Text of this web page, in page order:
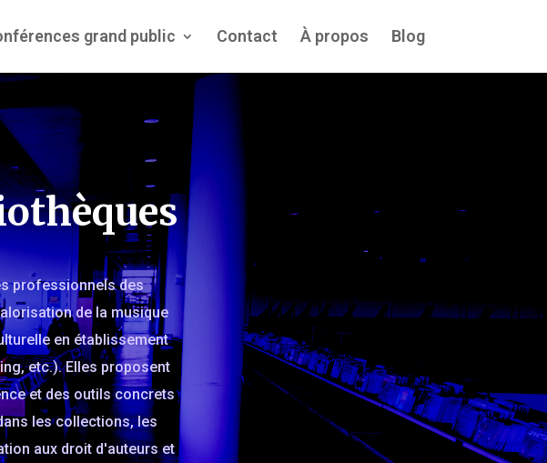
grand public Contact À propos Blog
professionnels des
de la musique
en établissement
etc.). Elles proposent
et des outils concrets
les collections, les
aux droit d'auteurs et